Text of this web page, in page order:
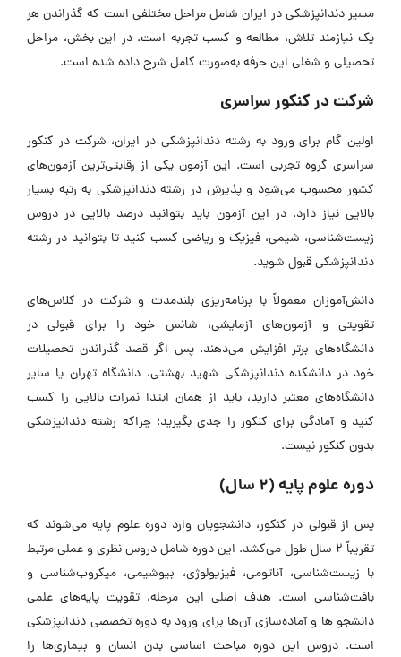
مسیر دندانپزشکی در ایران شامل مراحل مختلفی است که گذراندن هر
یک نیازمند تلاش، مطالعه و کسب تجربه است. در این بخش، مراحل
تحصیلی و شغلی این حرفه به‌صورت کامل شرح داده شده است.
شرکت در کنکور سراسری
اولین گام برای ورود به رشته دندانپزشکی در ایران، شرکت در کنکور
سراسری گروه تجربی است. این آزمون یکی از رقابتی‌ترین آزمون‌های
کشور محسوب می‌شود و پذیرش در رشته دندانپزشکی به رتبه بسیار
بالایی نیاز دارد. در این آزمون باید بتوانید درصد بالایی در دروس
زیست‌شناسی، شیمی، فیزیک و ریاضی کسب کنید تا بتوانید در رشته
دندانپزشکی قبول شوید.
دانش‌آموزان معمولاً با برنامه‌ریزی بلندمدت و شرکت در کلاس‌های
تقویتی و آزمون‌های آزمایشی، شانس خود را برای قبولی در
دانشگاه‌های برتر افزایش می‌دهند. پس اگر قصد گذراندن تحصیلات
خود در دانشکده دندانپزشکی شهید بهشتی، دانشگاه تهران یا سایر
دانشگاه‌های معتبر دارید، باید از همان ابتدا نمرات بالایی را کسب
کنید و آمادگی برای کنکور را جدی بگیرید؛ چراکه رشته دندانپزشکی
بدون کنکور نیست.
دوره علوم پایه (2 سال)
پس از قبولی در کنکور، دانشجویان وارد دوره علوم پایه می‌شوند که
تقریباً 2 سال طول می‌کشد. این دوره شامل دروس نظری و عملی مرتبط
با زیست‌شناسی، آناتومی، فیزیولوژی، بیوشیمی، میکروب‌شناسی و
بافت‌شناسی است. هدف اصلی این مرحله، تقویت پایه‌های علمی
دانشجو‌ ها و آماده‌سازی آن‌ها برای ورود به دوره تخصصی دندانپزشکی
است. دروس این دوره مباحث اساسی بدن انسان و بیماری‌ها را